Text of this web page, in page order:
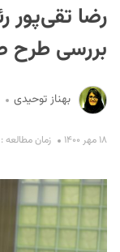
رضا
بررسی طرح
بهناز توحیدی
۱۸ مهر ۱۴۰۰ زمان مطالعه : ۲ دقیقه